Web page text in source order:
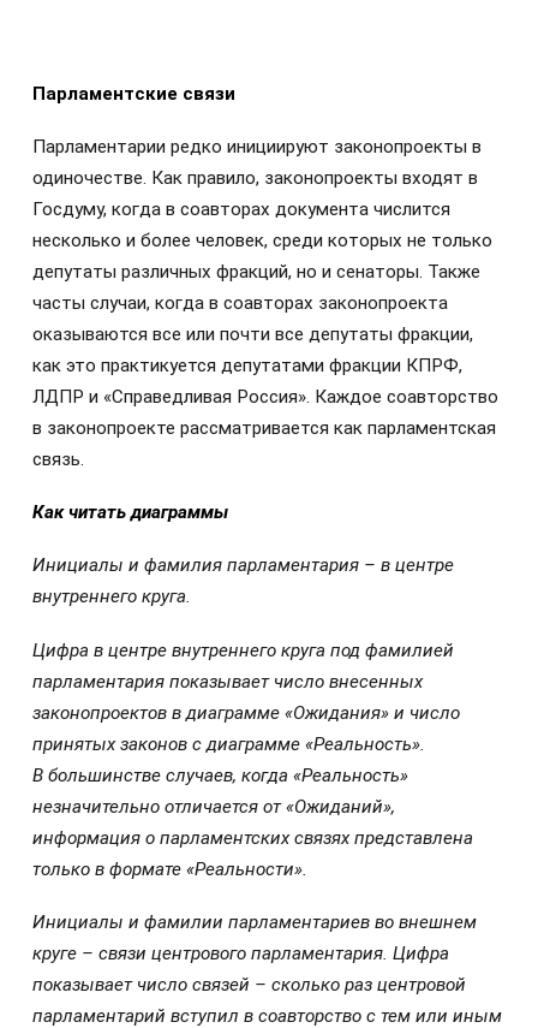
Парламентские связи
Парламентарии редко инициируют законопроекты в
одиночестве. Как правило, законопроекты входят в
Госдуму, когда в соавторах документа числится
несколько и более человек, среди которых не только
депутаты различных фракций, но и сенаторы. Также
часты случаи, когда в соавторах законопроекта
оказываются все или почти все депутаты фракции,
как это практикуется депутатами фракции КПРФ,
ЛДПР и «Справедливая Россия». Каждое соавторство
в законопроекте рассматривается как парламентская
связь.
Как читать диаграммы
Инициалы и фамилия парламентария – в центре
внутреннего круга.
Цифра в центре внутреннего круга под фамилией
парламентария показывает число внесенных
законопроектов в диаграмме «Ожидания» и число
принятых законов с диаграмме «Реальность».
В большинстве случаев, когда «Реальность»
незначительно отличается от «Ожиданий»,
информация о парламентских связях представлена
только в формате «Реальности».
Инициалы и фамилии парламентариев во внешнем
круге – связи центрового парламентария. Цифра
показывает число связей – сколько раз центровой
парламентарий вступил в соавторство с тем или иным